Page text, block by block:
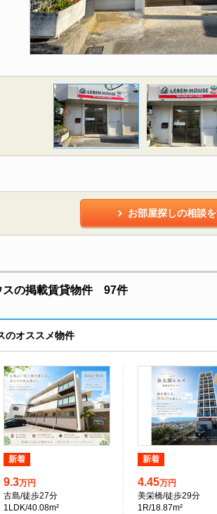
お部屋探しの相談
スの掲載賃貸物件 97件
のオススメ物件
新着
9.3万円
古島/徒歩27分
1LDK/40.08m²
新着
4.45万円
美栄橋/徒歩29分
1R/18.87m²